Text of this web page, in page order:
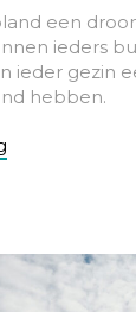
een
ieders
ieder gezin
hebben.